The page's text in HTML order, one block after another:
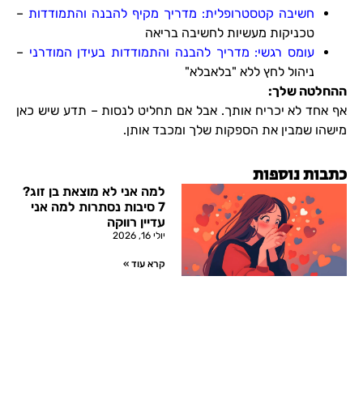
חשיבה קטסטרופלית: מדריך מקיף להבנה והתמודדות –
טכניקות מעשיות לחשיבה בריאה
עומס רגשי: מדריך להבנה והתמודדות בעידן המודרני –
ניהול לחץ ללא "בלאבלא"
ההחלטה שלך:
אף אחד לא יכריח אותך. אבל אם תחליט לנסות – תדע שיש כאן
מישהו שמבין את הספקות שלך ומכבד אותן.
כתבות נוספות
למה אני לא מוצאת בן זוג?
7 סיבות נסתרות למה אני
עדיין רווקה
יולי 16, 2026
קרא עוד »